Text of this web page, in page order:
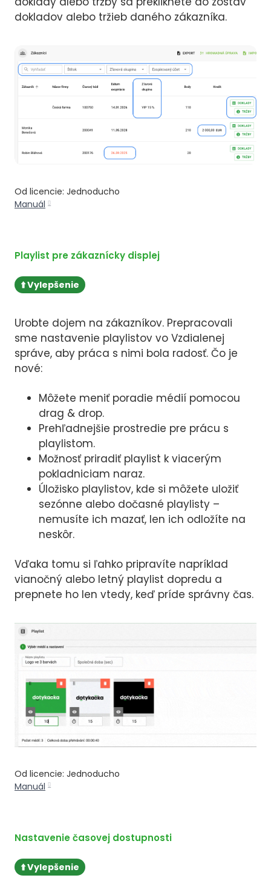
dokladov alebo tržieb daného zákazníka.
Od licencie: Jednoducho
Manuál
Playlist pre zákaznícky displej
⬆️ Vylepšenie
Urobte dojem na zákazníkov. Prepracovali
sme nastavenie playlistov vo Vzdialenej
správe, aby práca s nimi bola radosť. Čo je
nové:
Môžete meniť poradie médií pomocou
drag & drop.
Prehľadnejšie prostredie pre prácu s
playlistom.
Možnosť priradiť playlist k viacerým
pokladniciam naraz.
Úložisko playlistov, kde si môžete uložiť
sezónne alebo dočasné playlisty –
nemusíte ich mazať, len ich odložíte na
neskôr.
Vďaka tomu si ľahko pripravíte napríklad
vianočný alebo letný playlist dopredu a
prepnete ho len vtedy, keď príde správny čas.
Od licencie: Jednoducho
Manuál
Nastavenie časovej dostupnosti
⬆️ Vylepšenie